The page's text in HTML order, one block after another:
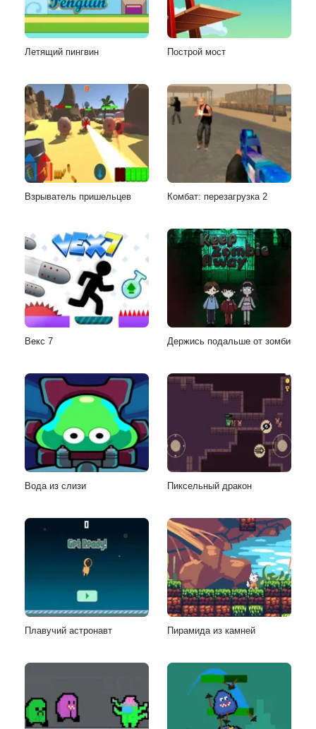
Летящий пингвин Построй мост
Взрыватель пришельцев Комбат: перезагрузка 2
Векс 7 Держись подальше от зомби
Вода из слизи Пиксельный дракон
Плавучий астронавт Пирамида из камней